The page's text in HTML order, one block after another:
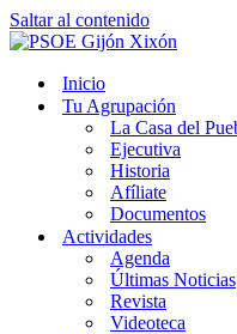
Saltar al contenido
Inicio
Tu Agrupación
La Casa del
Ejecutiva
Historia
Afíliate
Documentos
Actividades
Agenda
Últimas Noticias
Revista
Videoteca